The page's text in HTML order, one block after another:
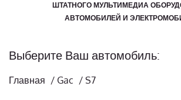
ШТАТНОГО МУЛЬТИМЕДИА
АВТОМОБИЛЕЙ И
Выберите Ваш автомобиль:
Главная / Gac / S7